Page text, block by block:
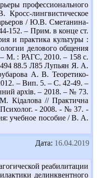
профессионального
лингвистическое
/ Ю.В. Сметанина-
152. – Прим. в конце ст.
и практика культуры :
делового общения
М. : РАГС, 2010. – 158 с.
88.5 Л85 Лупьян Я. А.
А. В. Теоретико-
2012. – Вип. 5. – С. 42-49. –
архів. – 2018. – № 73.
Кідалова // Практична
Психолог. - 2008. - № 37. -
учебное пособие / В. А.
Дата: 16.04.2019
реабилитации
делинквентного